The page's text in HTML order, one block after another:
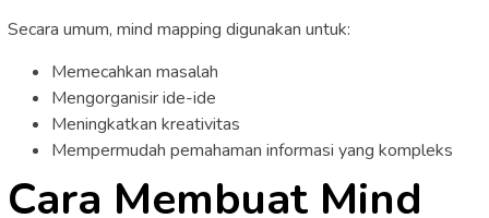
Secara umum, mind mapping digunakan untuk:
Memecahkan masalah
Mengorganisir ide-ide
Meningkatkan kreativitas
Mempermudah pemahaman informasi yang kompleks
Cara Membuat Mind